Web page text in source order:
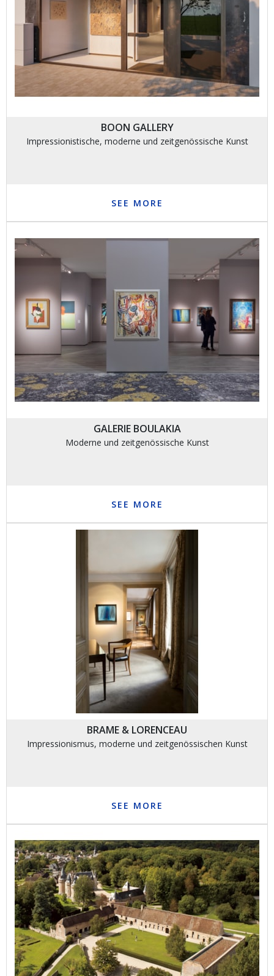
BOON GALLERY
Impressionistische, moderne und zeitgenössische Kunst
SEE MORE
GALERIE BOULAKIA
Moderne und zeitgenössische Kunst
SEE MORE
BRAME & LORENCEAU
Impressionismus, moderne und zeitgenössischen Kunst
SEE MORE